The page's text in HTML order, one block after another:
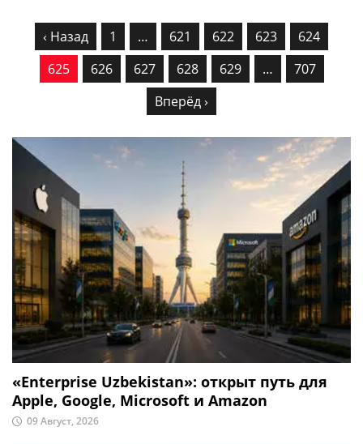
‹ Назад 1 … 621 622 623
624
625
626 627 628 629 …
707
Вперёд ›
«Enterprise Uzbekistan»: открыт путь для
Apple, Google, Microsoft и Amazon
09 Август, 2026